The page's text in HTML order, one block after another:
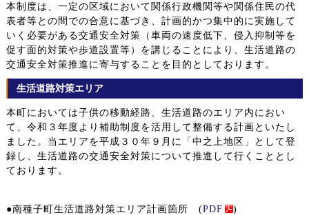
本制度は、一定の区域において関係行政機関等や関係住民の代
表者等との間での合意に基づき、計画的かつ集中的に実施して
いく必要がある交通安全対策（車両の速度低下、侵入抑制等を
促す面的対策や歩道設置等）を講じることにより、生活道路の
交通安全対策推進に寄与することを目的としております。
生活道路対策エリア
本町においては子供の移動経路、生活道路のエリア内におい
て、令和３年度より補助制度を活用して整備する計画といたし
ました。当エリアを平成３０年９月に「中之上地区」として登
録し、生活道路の交通安全対策について推進して行くこととし
ております。
●南種子町生活道路対策エリア計画箇所 (PDF )